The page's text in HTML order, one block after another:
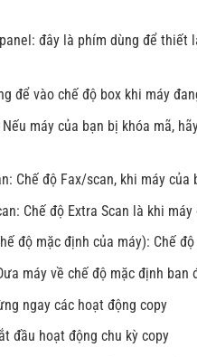
đây là phím dùng để thiết
để vào chế độ box khi máy
Nếu máy của bạn bị khóa mã,
Chế độ Fax/scan, khi máy
Chế độ Extra Scan là khi
độ mặc định của máy): Chế
máy về chế độ mặc định ban
ngay các hoạt động copy
đầu hoạt động chu kỳ copy